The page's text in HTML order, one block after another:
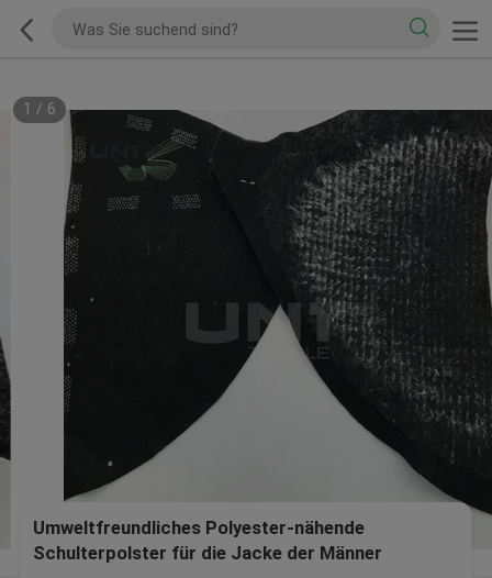
1 / 6
Umweltfreundliches Polyester-nähende
Schulterpolster für die Jacke der Männer